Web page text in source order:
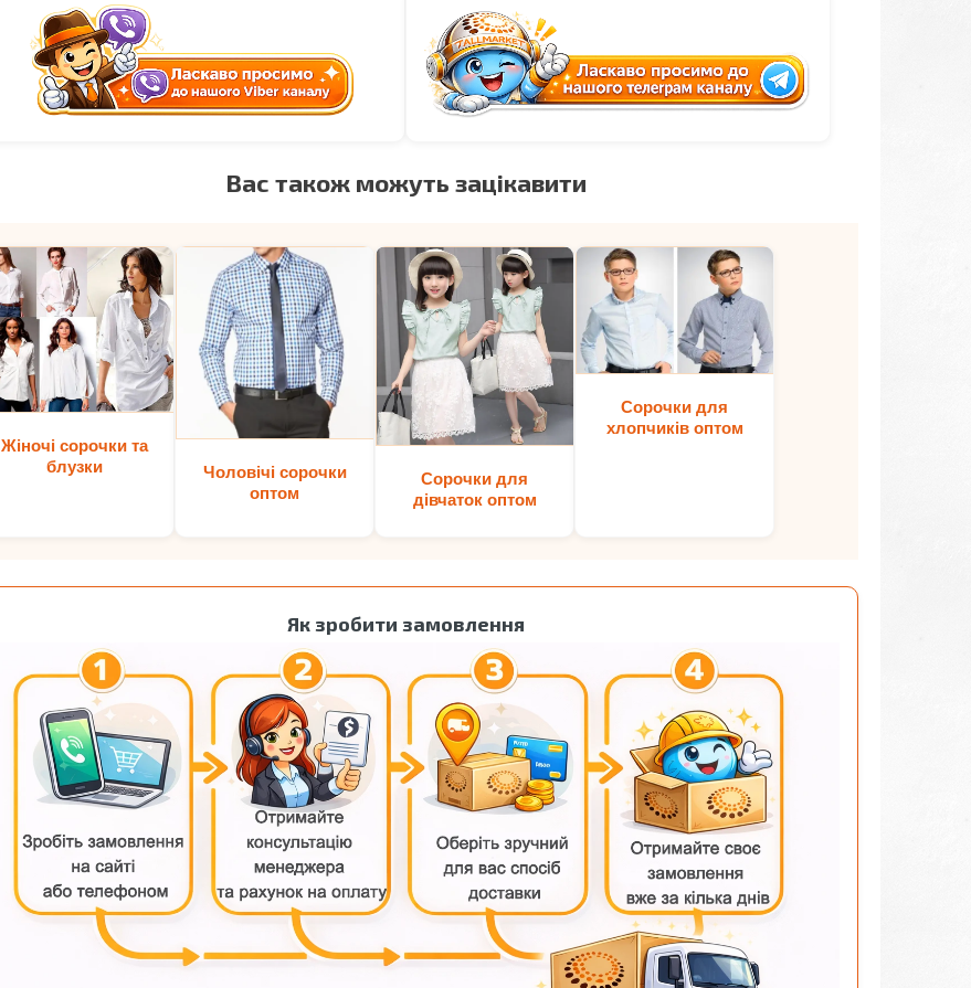
Вас також можуть зацікавити
Жіночі сорочки та
блузки
Чоловічі сорочки
оптом
Сорочки для
дівчаток оптом
Сорочки для
хлопчиків оптом
Як зробити замовлення